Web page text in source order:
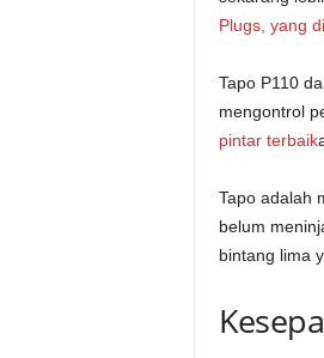
Plugs, yang
Tapo P110
mengontrol
pintar terbaik
Tapo adalah
belum
bintang lima